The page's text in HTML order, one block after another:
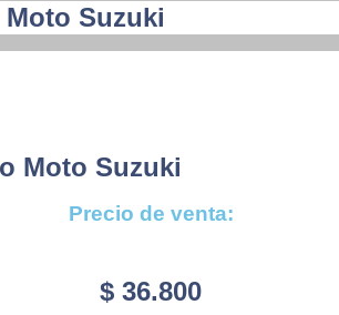
Suzuki
Moto Suzuki
Precio de venta:
$ 36.800